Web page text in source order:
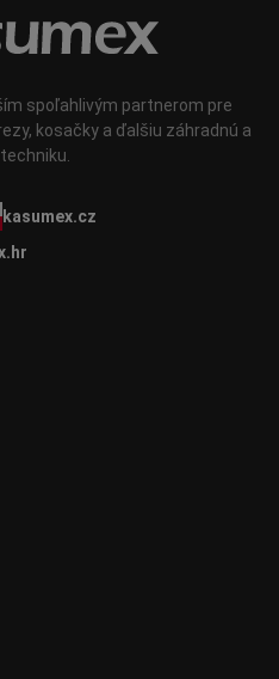
spoľahlivým partnerom pre
kosačky a ďalšiu záhradnú a
kasumex.cz